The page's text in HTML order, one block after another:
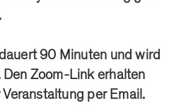
90 Minuten und wird
Zoom-Link erhalten
per Email.